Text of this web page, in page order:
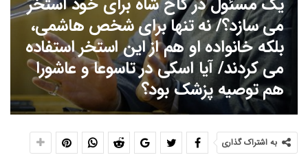
می سازد؟/ نه تنها برای شخص هاشمی،
بلکه خانواده او هم از این استخر استفاده
می کردند/ آیا اسکی در تاسوعا و عاشورا
هم توصیه پزشک بود؟
به اشتراک گذاری